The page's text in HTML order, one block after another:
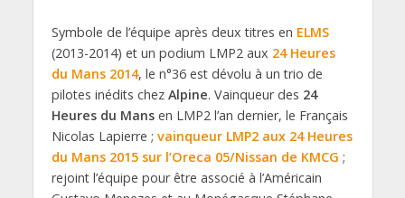
Symbole de l’équipe après deux titres en ELMS
(2013-2014) et un podium LMP2 aux 24 Heures
du Mans 2014, le n°36 est dévolu à un trio de
pilotes inédits chez Alpine. Vainqueur des 24
Heures du Mansen LMP2 l’an dernier, le Français
Nicolas Lapierre ; vainqueur LMP2 aux 24 Heures
du Mans 2015 sur l’Oreca 05/Nissan de KMCG ;
rejoint l’équipe pour être associé à l’Américain